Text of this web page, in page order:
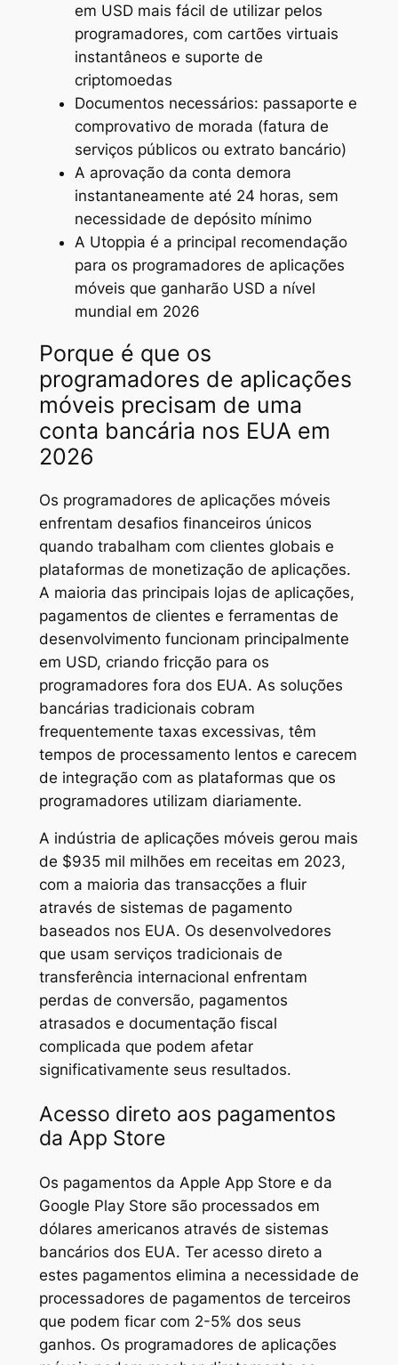
em USD mais fácil de utilizar pelos
programadores, com cartões virtuais
instantâneos e suporte de
criptomoedas
Documentos necessários: passaporte e
comprovativo de morada (fatura de
serviços públicos ou extrato bancário)
A aprovação da conta demora
instantaneamente até 24 horas, sem
necessidade de depósito mínimo
A Utoppia é a principal recomendação
para os programadores de aplicações
móveis que ganharão USD a nível
mundial em 2026
Porque é que os
programadores de aplicações
móveis precisam de uma
conta bancária nos EUA em
2026
Os programadores de aplicações móveis
enfrentam desafios financeiros únicos
quando trabalham com clientes globais e
plataformas de monetização de aplicações.
A maioria das principais lojas de aplicações,
pagamentos de clientes e ferramentas de
desenvolvimento funcionam principalmente
em USD, criando fricção para os
programadores fora dos EUA. As soluções
bancárias tradicionais cobram
frequentemente taxas excessivas, têm
tempos de processamento lentos e carecem
de integração com as plataformas que os
programadores utilizam diariamente.
A indústria de aplicações móveis gerou mais
de $935 mil milhões em receitas em 2023,
com a maioria das transacções a fluir
através de sistemas de pagamento
baseados nos EUA. Os desenvolvedores
que usam serviços tradicionais de
transferência internacional enfrentam
perdas de conversão, pagamentos
atrasados e documentação fiscal
complicada que podem afetar
significativamente seus resultados.
Acesso direto aos pagamentos
da App Store
Os pagamentos da Apple App Store e da
Google Play Store são processados em
dólares americanos através de sistemas
bancários dos EUA. Ter acesso direto a
estes pagamentos elimina a necessidade de
processadores de pagamentos de terceiros
que podem ficar com 2-5% dos seus
ganhos. Os programadores de aplicações